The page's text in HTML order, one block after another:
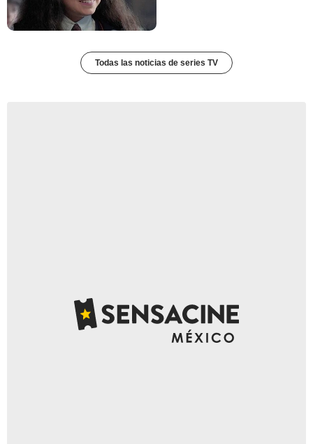
Todas las noticias de series TV